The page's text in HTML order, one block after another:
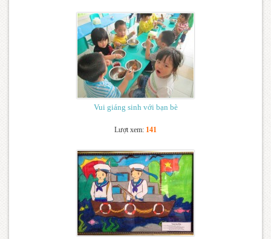
Vui giáng sinh với bạn bè
Lượt xem: 141